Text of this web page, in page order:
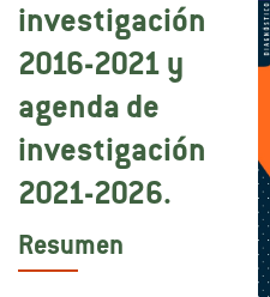
investigación
2016-2021 y
agenda de
investigación
2021-2026.
Resumen